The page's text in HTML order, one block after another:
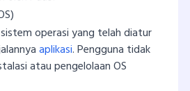
operasi yang telah diatur
aplikasi. Pengguna tidak
atau pengelolaan OS